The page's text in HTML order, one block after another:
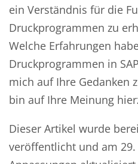
ein Verständnis für die
Druckprogrammen zu
Welche Erfahrungen
Druckprogrammen in
mich auf Ihre Gedanken
bin auf Ihre Meinung
Dieser Artikel wurde
veröffentlicht und am